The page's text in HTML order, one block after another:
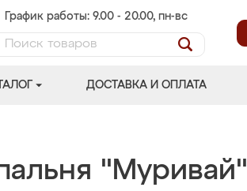
График работы: 9.00 - 20.00, пн-вс
ДОСТАВКА И ОПЛАТА
"Муривай"